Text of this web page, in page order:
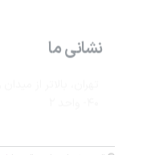
نشانی ما